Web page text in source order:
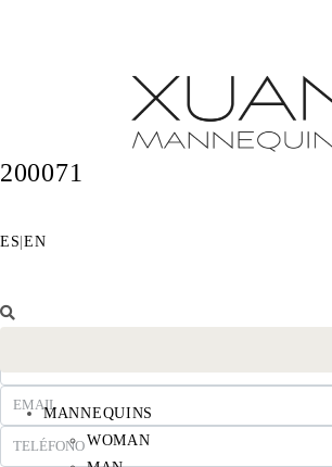
ES|EN
MANNEQUINS
WOMAN
200071